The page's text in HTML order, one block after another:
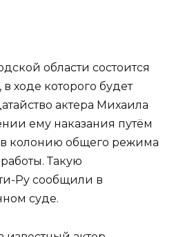
области состоится
ходе которого будет
актера Михаила
ему наказания путём
колонию общего режима
Такую
Ру сообщили в
суде.